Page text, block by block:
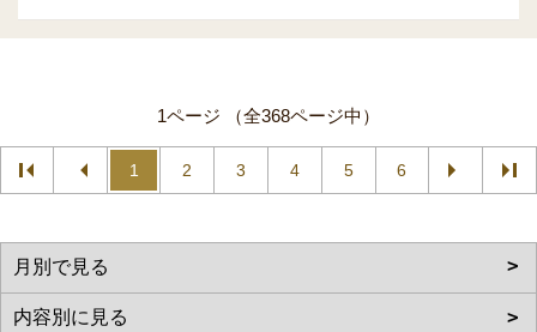
1ページ （全368ページ中）
1 2 3 4 5 6